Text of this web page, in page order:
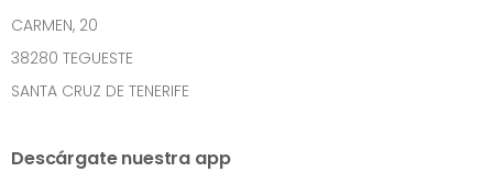
CARMEN, 20
38280 TEGUESTE
SANTA CRUZ DE TENERIFE
Descárgate nuestra app